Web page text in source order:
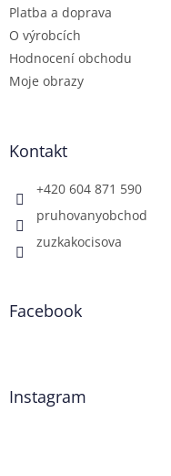
Platba a doprava
O výrobcích
Hodnocení obchodu
Moje obrazy
Kontakt
+420 604 871 590
pruhovanyobchod
zuzkakocisova
Facebook
Instagram